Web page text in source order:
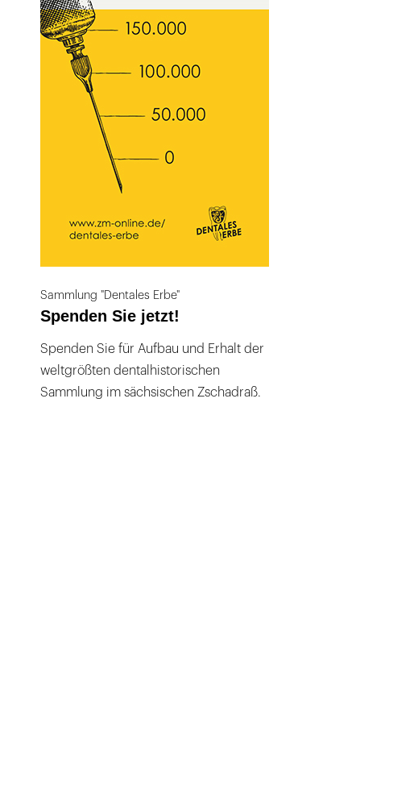
Sammlung "Dentales Erbe"
Spenden Sie jetzt!
Spenden Sie für Aufbau und Erhalt der
weltgrößten dentalhistorischen
Sammlung im sächsischen Zschadraß.